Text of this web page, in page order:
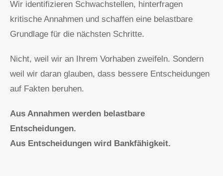
Wir identifizieren Schwachstellen, hinterfragen
kritische Annahmen und schaffen eine belastbare
Grundlage für die nächsten Schritte.
Nicht, weil wir an Ihrem Vorhaben zweifeln. Sondern
weil wir daran glauben, dass bessere Entscheidungen
auf Fakten beruhen.
Aus Annahmen werden belastbare
Entscheidungen.
Aus Entscheidungen wird Bankfähigkeit.